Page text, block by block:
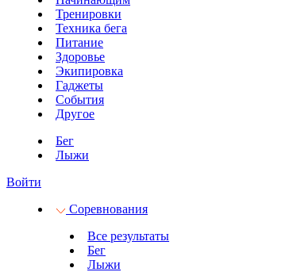
Тренировки
Техника бега
Питание
Здоровье
Экипировка
Гаджеты
События
Другое
Бег
Лыжи
Войти
Соревнования
Все результаты
Бег
Лыжи